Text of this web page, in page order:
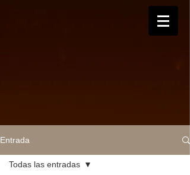
Entrada
Todas las entradas